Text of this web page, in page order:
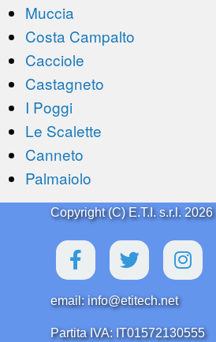
Muccia
Costa Campalto
Cacciole
Castagneto
I Poggi
Le Scalette
Canneto
Palmaiolo
Copyright (C) E.T.I. s.r.l. 2026
email: info@etitech.net
Partita IVA: IT01572130555